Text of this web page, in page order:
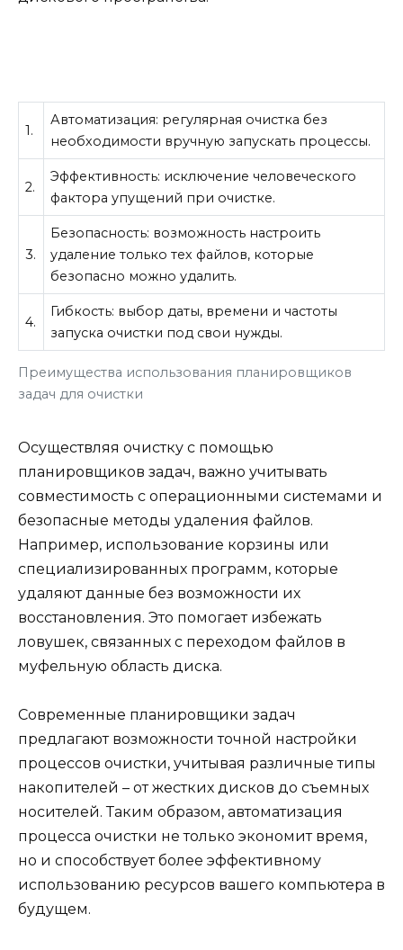
Преимущества использования планировщиков
задач для очистки
1.
Автоматизация: регулярная очистка без
необходимости вручную запускать процессы.
2.
Эффективность: исключение человеческого
фактора упущений при очистке.
3.
Безопасность: возможность настроить
удаление только тех файлов, которые
безопасно можно удалить.
4.
Гибкость: выбор даты, времени и частоты
запуска очистки под свои нужды.
Осуществляя очистку с помощью
планировщиков задач, важно учитывать
совместимость с операционными системами и
безопасные методы удаления файлов.
Например, использование корзины или
специализированных программ, которые
удаляют данные без возможности их
восстановления. Это помогает избежать
ловушек, связанных с переходом файлов в
муфельную область диска.
Современные планировщики задач
предлагают возможности точной настройки
процессов очистки, учитывая различные типы
накопителей – от жестких дисков до съемных
носителей. Таким образом, автоматизация
процесса очистки не только экономит время,
но и способствует более эффективному
использованию ресурсов вашего компьютера в
будущем.